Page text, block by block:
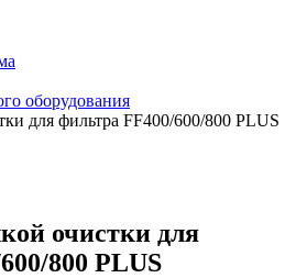
оборудования
для фильтра FF400/600/800 PLUS
очистки для
800 PLUS